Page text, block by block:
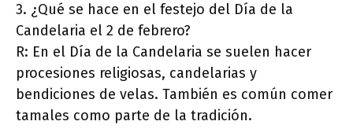
3. ¿Qué se hace en el festejo del Día de la
Candelaria el 2 de febrero?
R: En el Día de la Candelaria se suelen hacer
procesiones religiosas, candelarias y
bendiciones de velas. También es común comer
tamales como parte de la tradición.